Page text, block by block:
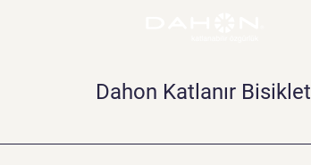
Dahon Katlanır Bisiklet